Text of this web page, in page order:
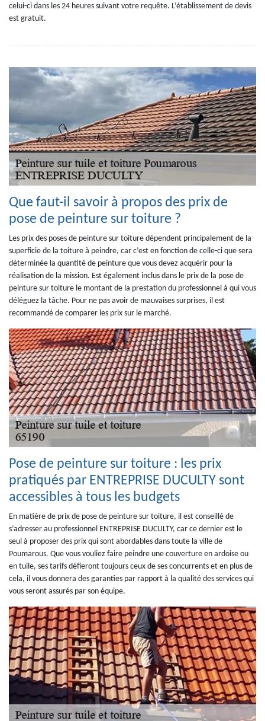
celui-ci dans les 24 heures suivant votre requête. L’établissement de devis
est gratuit.
Que faut-il savoir à propos des prix de
pose de peinture sur toiture ?
Les prix des poses de peinture sur toiture dépendent principalement de la
superficie de la toiture à peindre, car c’est en fonction de celle-ci que sera
déterminée la quantité de peinture que vous devez acquérir pour la
réalisation de la mission. Est également inclus dans le prix de la pose de
peinture sur toiture le montant de la prestation du professionnel à qui vous
déléguez la tâche. Pour ne pas avoir de mauvaises surprises, il est
recommandé de comparer les prix sur le marché.
Pose de peinture sur toiture : les prix
pratiqués par ENTREPRISE DUCULTY sont
accessibles à tous les budgets
En matière de prix de pose de peinture sur toiture, il est conseillé de
s’adresser au professionnel ENTREPRISE DUCULTY, car ce dernier est le
seul à proposer des prix qui sont abordables dans toute la ville de
Poumarous. Que vous vouliez faire peindre une couverture en ardoise ou
en tuile, ses tarifs défieront toujours ceux de ses concurrents et en plus de
cela, il vous donnera des garanties par rapport à la qualité des services qui
vous seront assurés par son équipe.